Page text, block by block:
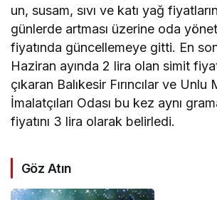
un, susam, sıvı ve katı yağ
günlerde artması üzerine oda
fiyatında güncellemeye gitti. En
Haziran ayında 2 lira olan simit
çıkaran Balıkesir Fırıncılar ve Unlu
İmalatçıları Odası bu kez aynı
fiyatını 3 lira olarak belirledi.
Göz Atın